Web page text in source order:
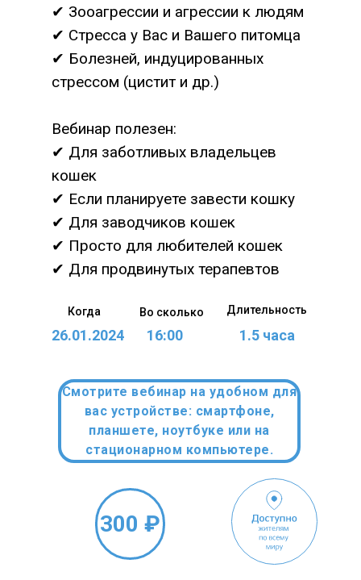
Когда Во сколько Длительность
26.01.2024 16:00 1.5 часа
Смотрите вебинар на удобном для
вас устройстве: смартфоне,
планшете, ноутбуке или на
стационарном компьютере.
✔ Зооагрессии и агрессии к людям
✔ Стресса у Вас и Вашего питомца
✔ Болезней, индуцированных
стрессом (цистит и др.)
Вебинар полезен:
✔ Для заботливых владельцев
кошек
✔ Если планируете завести кошку
✔ Для заводчиков кошек
✔ Просто для любителей кошек
✔ Для продвинутых терапевтов
300 ₽